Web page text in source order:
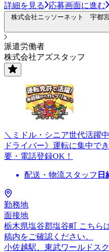
詳細を見る 応募画面に進む
株式会社ニッソーネット 宇都
派遣労働者
株式会社アズスタッフ
＼ミドル・シニア世代活躍
ドライバー》運転に集中で
要・電話登録OK！
配送・物流スタッフ 日
勤務地
面接地
栃木県塩谷郡塩谷町 こちら
稿内をご確認ください。
小佐越駅、東武ワールドス